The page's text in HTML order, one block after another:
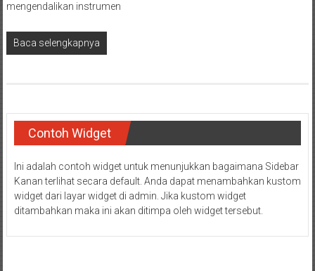
mengendalikan instrumen
Baca selengkapnya
Contoh Widget
Ini adalah contoh widget untuk menunjukkan bagaimana Sidebar
Kanan terlihat secara default. Anda dapat menambahkan kustom
widget dari layar widget di admin. Jika kustom widget
ditambahkan maka ini akan ditimpa oleh widget tersebut.